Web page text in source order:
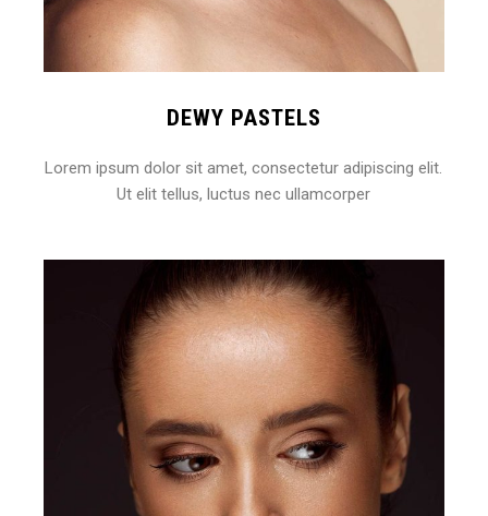
DEWY PASTELS
Lorem ipsum dolor sit amet, consectetur adipiscing elit.
Ut elit tellus, luctus nec ullamcorper